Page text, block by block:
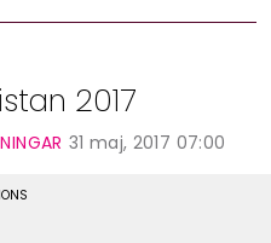
2017
31 maj, 2017 07:00